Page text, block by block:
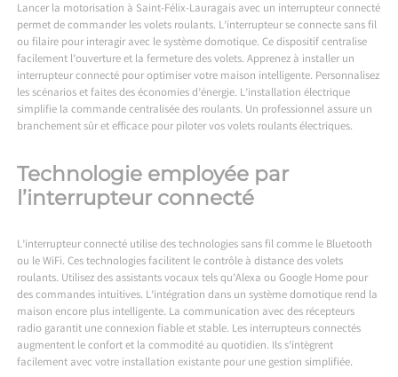
Lancer la motorisation à Saint-Félix-Lauragais avec un interrupteur connecté
permet de commander les volets roulants. L’interrupteur se connecte sans fil
ou filaire pour interagir avec le système domotique. Ce dispositif centralise
facilement l’ouverture et la fermeture des volets. Apprenez à installer un
interrupteur connecté pour optimiser votre maison intelligente. Personnalisez
les scénarios et faites des économies d’énergie. L’installation électrique
simplifie la commande centralisée des roulants. Un professionnel assure un
branchement sûr et efficace pour piloter vos volets roulants électriques.
Technologie employée par
l’interrupteur connecté
L’interrupteur connecté utilise des technologies sans fil comme le Bluetooth
ou le WiFi. Ces technologies facilitent le contrôle à distance des volets
roulants. Utilisez des assistants vocaux tels qu’Alexa ou Google Home pour
des commandes intuitives. L’intégration dans un système domotique rend la
maison encore plus intelligente. La communication avec des récepteurs
radio garantit une connexion fiable et stable. Les interrupteurs connectés
augmentent le confort et la commodité au quotidien. Ils s’intègrent
facilement avec votre installation existante pour une gestion simplifiée.